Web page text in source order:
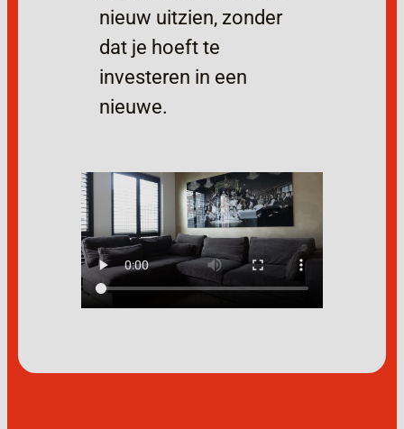
nieuw uitzien, zonder
dat je hoeft te
investeren in een
nieuwe.